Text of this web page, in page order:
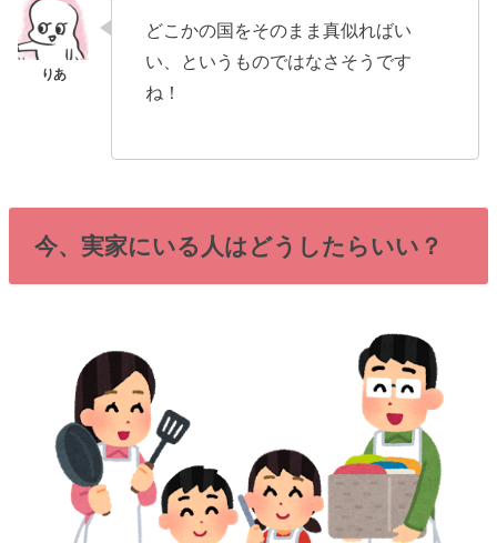
どこかの国をそのまま真似ればい
い、というものではなさそうです
ね！
今、実家にいる人はどうしたらいい？